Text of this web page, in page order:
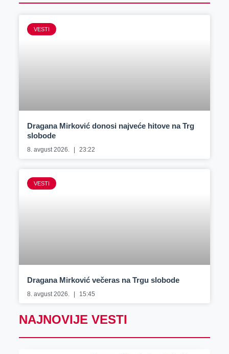
VESTI
Dragana Mirković donosi najveće hitove na Trg
slobode
8. avgust 2026. 23:22
VESTI
Dragana Mirković večeras na Trgu slobode
8. avgust 2026. 15:45
NAJNOVIJE VESTI